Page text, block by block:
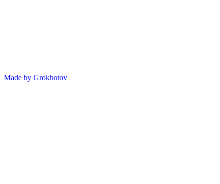
Made by Grokhotov